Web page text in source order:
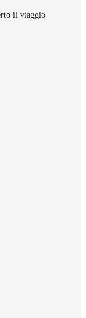
il viaggio